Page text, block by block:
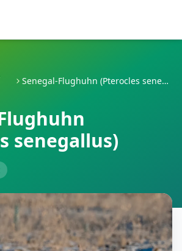
Senegal-Flughuhn (Pterocles senegallus)
senegallus)